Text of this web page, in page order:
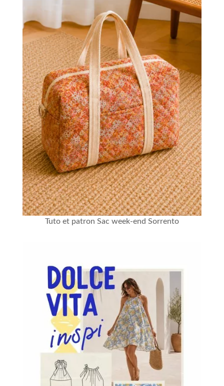
Tuto et patron Sac week-end Sorrento